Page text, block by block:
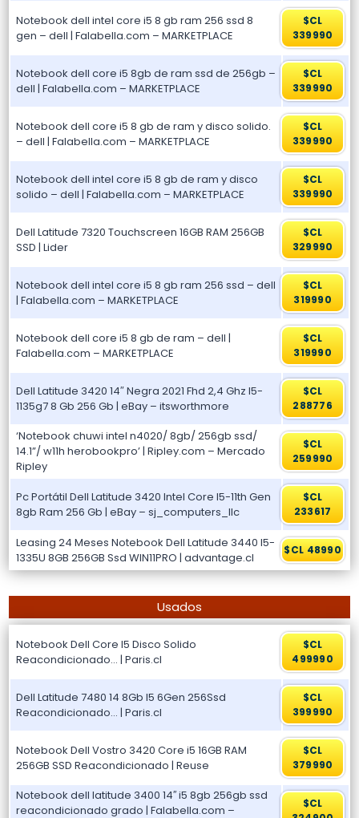
Notebook dell intel core i5 8 gb ram 256 ssd 8
gen – dell | Falabella.com – MARKETPLACE
$CL
339990
Notebook dell core i5 8gb de ram ssd de 256gb –
dell | Falabella.com – MARKETPLACE
$CL
339990
Notebook dell core i5 8 gb de ram y disco solido.
– dell | Falabella.com – MARKETPLACE
$CL
339990
Notebook dell intel core i5 8 gb de ram y disco
solido – dell | Falabella.com – MARKETPLACE
$CL
339990
Dell Latitude 7320 Touchscreen 16GB RAM 256GB
SSD | Lider
$CL
329990
Notebook dell intel core i5 8 gb ram 256 ssd – dell
| Falabella.com – MARKETPLACE
$CL
319990
Notebook dell core i5 8 gb de ram – dell |
Falabella.com – MARKETPLACE
$CL
319990
Dell Latitude 3420 14″ Negra 2021 Fhd 2,4 Ghz I5-
1135g7 8 Gb 256 Gb | eBay – itsworthmore
$CL
288776
‘Notebook chuwi intel n4020/ 8gb/ 256gb ssd/
14.1”/ w11h herobookpro’ | Ripley.com – Mercado
Ripley
$CL
259990
Pc Portátil Dell Latitude 3420 Intel Core I5-11th Gen
8gb Ram 256 Gb | eBay – sj_computers_llc
$CL
233617
Leasing 24 Meses Notebook Dell Latitude 3440 I5-
1335U 8GB 256GB Ssd WIN11PRO | advantage.cl
$CL 48990
Usados
Notebook Dell Core I5 Disco Solido
Reacondicionado… | Paris.cl
$CL
499990
Dell Latitude 7480 14 8Gb I5 6Gen 256Ssd
Reacondicionado… | Paris.cl
$CL
399990
Notebook Dell Vostro 3420 Core i5 16GB RAM
256GB SSD Reacondicionado | Reuse
$CL
379990
Notebook dell latitude 3400 14′′ i5 8gb 256gb ssd
reacondicionado grado | Falabella.com –
$CL